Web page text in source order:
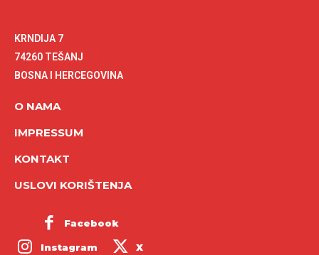
KRNDIJA 7
74260 TEŠANJ
BOSNA I HERCEGOVINA
O NAMA
IMPRESSUM
KONTAKT
USLOVI KORIŠTENJA
Facebook
Instagram X